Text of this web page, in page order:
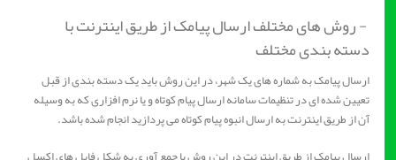
- روش های مختلف ارسال پیامک از طریق اینترنت با
دسته بندی مختلف
ارسال پیامک به شماره های یک شهر، در این روش باید یک دسته بندی از قبل
تعیین شده ای در تنظیمات سامانه ارسال پیام کوتاه و یا نرم افزاری که به وسیله
آن از طریق اینترنت به ارسال انبوه پیام کوتاه می پردازید انجام شده باشد.